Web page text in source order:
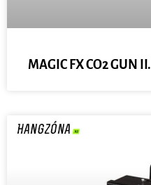
MAGIC FX CO2 GUN II.